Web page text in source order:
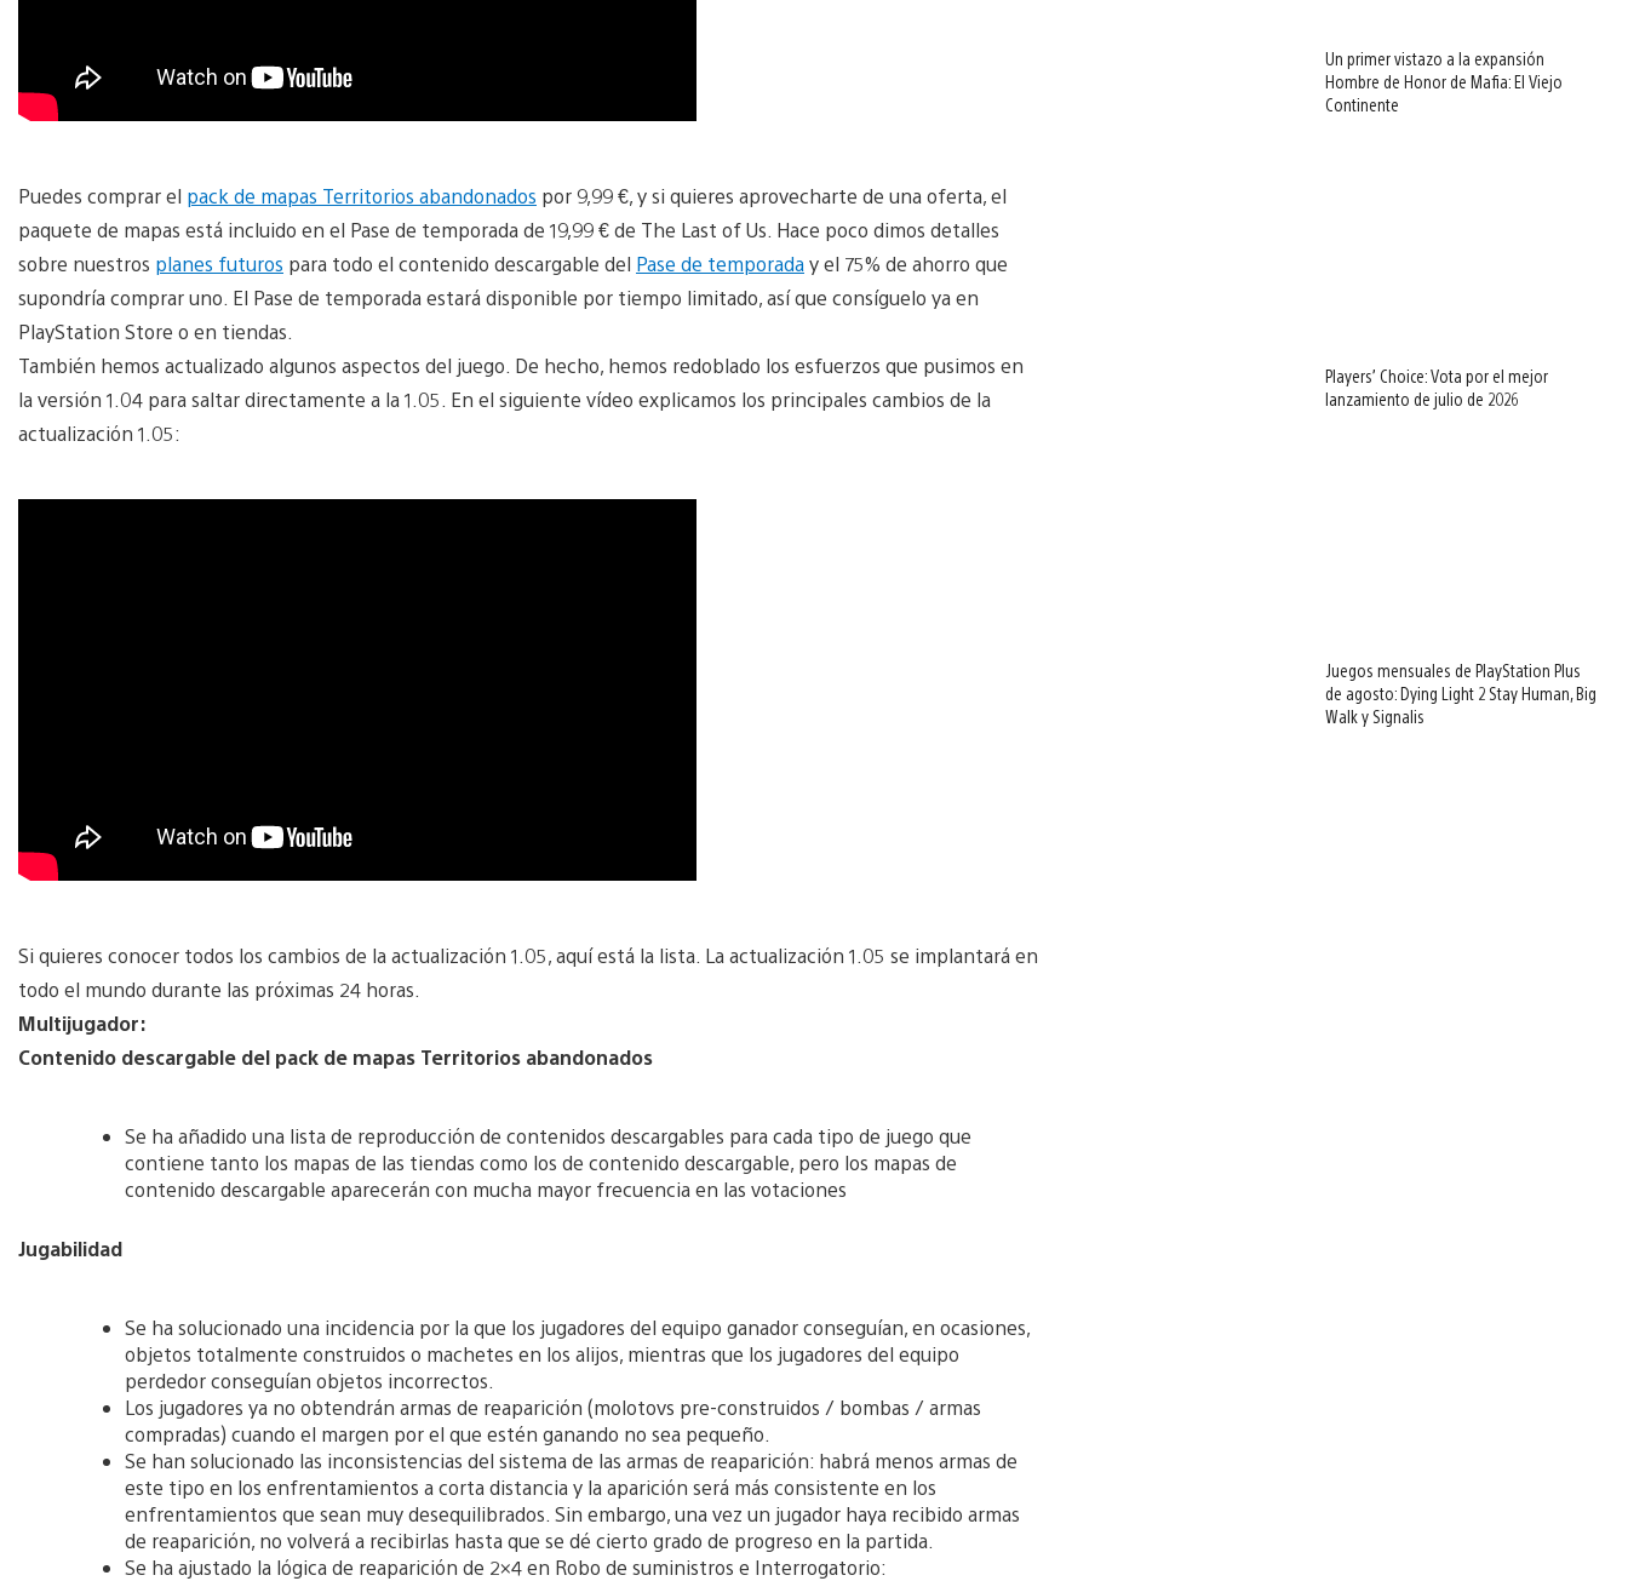
Puedes comprar el pack de mapas Territorios abandonados por 9,99 €, y si quieres aprovecharte de una oferta, el
paquete de mapas está incluido en el Pase de temporada de 19,99 € de The Last of Us. Hace poco dimos detalles
sobre nuestros planes futuros para todo el contenido descargable del Pase de temporaday el 75% de ahorro que
supondría comprar uno. El Pase de temporada estará disponible por tiempo limitado, así que consíguelo ya en
PlayStation Store o en tiendas.
También hemos actualizado algunos aspectos del juego. De hecho, hemos redoblado los esfuerzos que pusimos en
la versión 1.04 para saltar directamente a la 1.05. En el siguiente vídeo explicamos los principales cambios de la
actualización 1.05:
Si quieres conocer todos los cambios de la actualización 1.05, aquí está la lista. La actualización 1.05 se implantará en
todo el mundo durante las próximas 24 horas.
Multijugador:
Contenido descargable del pack de mapas Territorios abandonados
Se ha añadido una lista de reproducción de contenidos descargables para cada tipo de juego que
contiene tanto los mapas de las tiendas como los de contenido descargable, pero los mapas de
contenido descargable aparecerán con mucha mayor frecuencia en las votaciones
Jugabilidad
Se ha solucionado una incidencia por la que los jugadores del equipo ganador conseguían, en ocasiones,
objetos totalmente construidos o machetes en los alijos, mientras que los jugadores del equipo
perdedor conseguían objetos incorrectos.
Los jugadores ya no obtendrán armas de reaparición (molotovs pre-construidos / bombas / armas
compradas) cuando el margen por el que estén ganando no sea pequeño.
Se han solucionado las inconsistencias del sistema de las armas de reaparición: habrá menos armas de
este tipo en los enfrentamientos a corta distancia y la aparición será más consistente en los
enfrentamientos que sean muy desequilibrados. Sin embargo, una vez un jugador haya recibido armas
de reaparición, no volverá a recibirlas hasta que se dé cierto grado de progreso en la partida.
Se ha ajustado la lógica de reaparición de 2×4 en Robo de suministros e Interrogatorio:
Un primer vistazo a la expansión
Hombre de Honor de Mafia: El Viejo
Continente
Players’ Choice: Vota por el mejor
lanzamiento de julio de 2026
Juegos mensuales de PlayStation Plus
de agosto: Dying Light 2 Stay Human, Big
Walk y Signalis